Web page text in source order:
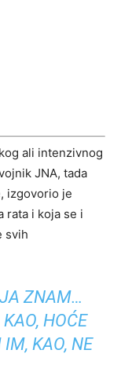
ali intenzivnog
JNA, tada
izgovorio je
rata i koja se i
svih
ZNAM…
HOĆE
KAO, NE